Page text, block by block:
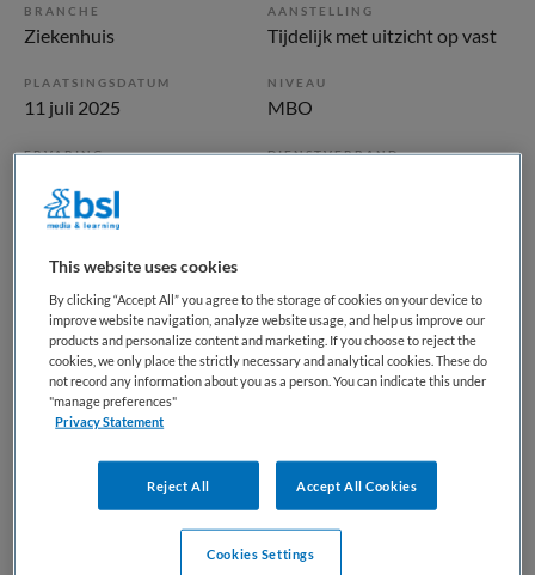
BRANCHE
Ziekenhuis
AANSTELLING
Tijdelijk met uitzicht op vast
PLAATSINGSDATUM
11 juli 2025
NIVEAU
MBO
ERVARING DIENSTVERBAND
Vacature niet beschikbaar
Deze vacature IC verpleegkundige in opleiding bij
Diakonessenhuis is niet meer actueel. Hieronder staan
enkele vergelijkbare vacatures die voor u wellicht
interessant zijn.
This website uses cookies
By clicking “Accept All” you agree to the storage of cookies on your device to
improve website navigation, analyze website usage, and help us improve our
products and personalize content and marketing. If you choose to reject the
cookies, we only place the strictly necessary and analytical cookies. These do
not record any information about you as a person. You can indicate this under
"manage preferences"
Privacy Statement
Reject All Accept All Cookies
Cookies Settings